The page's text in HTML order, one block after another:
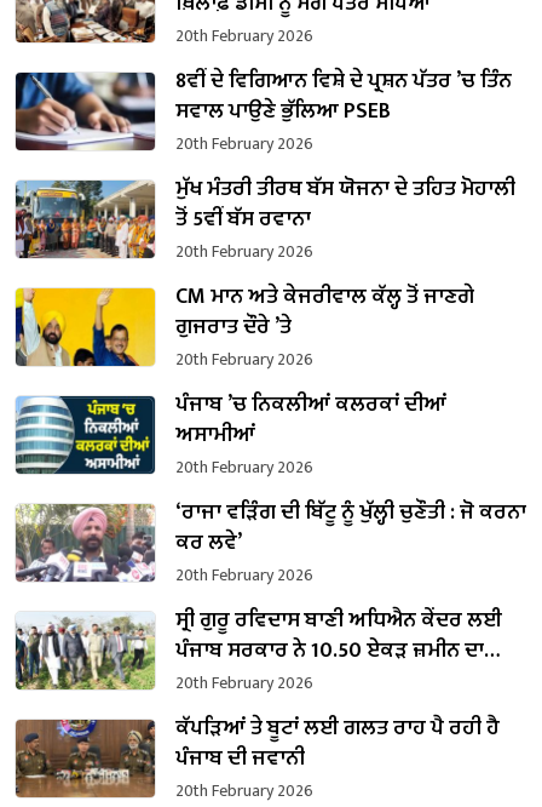
20th February 2026
8ਵੀਂ ਦੇ ਵਿਗਿਆਨ ਵਿਸ਼ੇ ਦੇ ਪ੍ਰਸ਼ਨ ਪੱਤਰ ’ਚ ਤਿੰਨ
ਸਵਾਲ ਪਾਉਣੇ ਭੁੱਲਿਆ PSEB
20th February 2026
ਮੁੱਖ ਮੰਤਰੀ ਤੀਰਥ ਬੱਸ ਯੋਜਨਾ ਦੇ ਤਹਿਤ ਮੋਹਾਲੀ
ਤੋਂ 5ਵੀਂ ਬੱਸ ਰਵਾਨਾ
20th February 2026
CM ਮਾਨ ਅਤੇ ਕੇਜਰੀਵਾਲ ਕੱਲ੍ਹ ਤੋਂ ਜਾਣਗੇ
ਗੁਜਰਾਤ ਦੌਰੇ ’ਤੇ
20th February 2026
ਪੰਜਾਬ ’ਚ ਨਿਕਲੀਆਂ ਕਲਰਕਾਂ ਦੀਆਂ
ਅਸਾਮੀਆਂ
20th February 2026
‘ਰਾਜਾ ਵੜਿੰਗ ਦੀ ਬਿੱਟੂ ਨੂੰ ਖੁੱਲ੍ਹੀ ਚੁਣੌਤੀ : ਜੋ ਕਰਨਾ
ਕਰ ਲਵੇ’
20th February 2026
ਸ੍ਰੀ ਗੁਰੂ ਰਵਿਦਾਸ ਬਾਣੀ ਅਧਿਐਨ ਕੇਂਦਰ ਲਈ
ਪੰਜਾਬ ਸਰਕਾਰ ਨੇ 10.50 ਏਕੜ ਜ਼ਮੀਨ ਦਾ
ਕਬਜ਼ਾ ਲਿਆ
20th February 2026
ਕੱਪੜਿਆਂ ਤੇ ਬੂਟਾਂ ਲਈ ਗਲਤ ਰਾਹ ਪੈ ਰਹੀ ਹੈ
ਪੰਜਾਬ ਦੀ ਜਵਾਨੀ
20th February 2026